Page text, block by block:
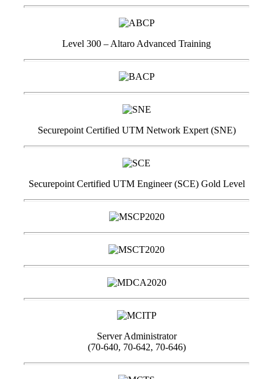
Level 300 – Altaro Advanced Training
Securepoint Certified UTM Network Expert (SNE)
Securepoint Certified UTM Engineer (SCE) Gold Level
Server Administrator
(70-640, 70-642, 70-646)